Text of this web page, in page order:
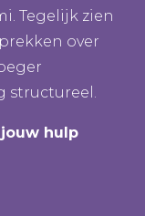
Tegelijk zien
over
structureel.
hulp